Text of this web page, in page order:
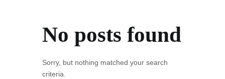
No posts found
Sorry, but nothing matched your search
criteria.